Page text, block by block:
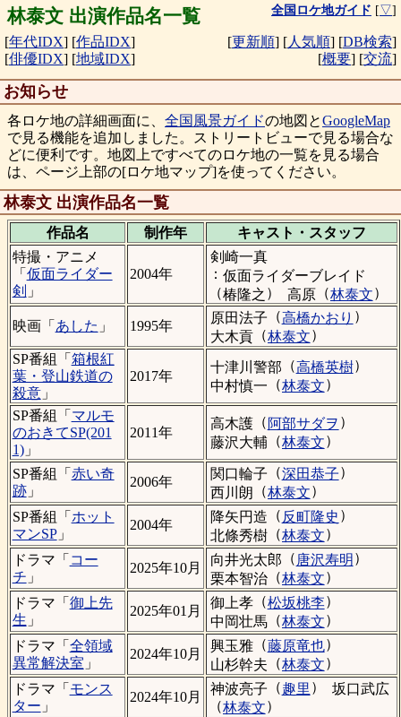
林泰文 出演作品名一覧 全国ロケ地ガイド [▽]
[年代IDX] [作品IDX]
[俳優IDX] [地域IDX]
[更新順] [人気順] [DB検索]
[概要] [交流]
お知らせ
各ロケ地の詳細画面に、 全国風景ガイドの地図とGoogleMap
で見る機能を追加しました。ストリートビューで見る場合な
どに便利です。地図上ですべてのロケ地の一覧を見る場合
は、ページ上部の[ロケ地マップ]を使ってください。
林泰文 出演作品名一覧
作品名 制作年 キャスト・ スタッフ
特撮・アニメ
「 仮面ライダー
剣 」
2004年
剣崎一真
： 仮面ライダーブレイド
（椿隆之 ） 高原（林泰文）
映画「 あした 」 1995年
原田法子 （高橋かおり ）
大木貢（林泰文）
SP番組「 箱根紅
葉・登山鉄道の
殺意」
2017年
十津川警部 （高橋英樹）
中村慎一 （林泰文）
SP番組「 マルモ
のおきてSP(201
1)」
2011年
高木護（ 阿部サダヲ ）
藤沢大輔（林泰文）
SP番組「 赤い奇
跡」
2006年
関口輪子 （深田恭子）
西川朗 （林泰文）
SP番組「 ホット
マンSP」
2004年
降矢円造 （ 反町隆史 ）
北條秀樹（林泰文）
ドラマ「 コー
チ 」
2025年10月
向井光太郎 （ 唐沢寿明 ）
栗本智治（林泰文）
ドラマ「 御上先
生 」
2025年01月
御上孝（松坂桃李）
中岡壮馬（林泰文）
ドラマ「 全領域
異常解決室 」
2024年10月
興玉雅（藤原竜也）
山杉幹夫 （林泰文）
ドラマ「 モンス
ター 」
2024年10月
神波亮子 （趣里 ）
坂口武広
（林泰文）